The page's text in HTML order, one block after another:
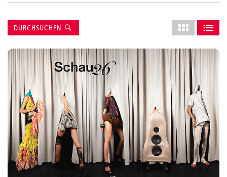
Suche
DURCHSUCHEN
Layout
des
Grids
anpassen
ALS GRIDALS